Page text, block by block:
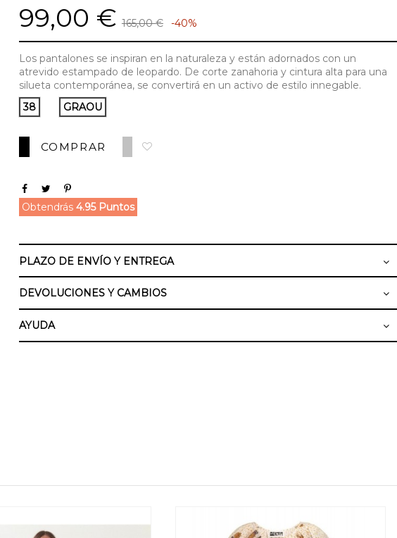
99,00 € 165,00 € -40%
Los pantalones se inspiran en la naturaleza y están adornados con un
atrevido estampado de leopardo. De corte zanahoria y cintura alta para una
silueta contemporánea, se convertirá en un activo de estilo innegable.
38
GRAOU
COMPRAR
Obtendrás4.95 Puntos
PLAZO DE ENVÍO Y ENTREGA
DEVOLUCIONES Y CAMBIOS
AYUDA